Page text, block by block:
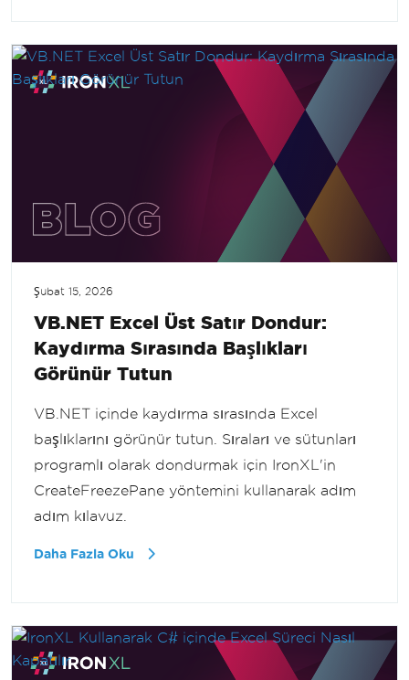
Şubat 15, 2026
VB.NET Excel Üst Satır Dondur:
Kaydırma Sırasında Başlıkları
Görünür Tutun
VB.NET içinde kaydırma sırasında Excel
başlıklarını görünür tutun. Sıraları ve sütunları
programlı olarak dondurmak için IronXL'in
CreateFreezePane yöntemini kullanarak adım
adım kılavuz.
Daha Fazla Oku